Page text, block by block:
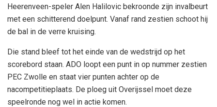
Heerenveen-speler Alen Halilovic bekroonde zijn invalbeurt
met een schitterend doelpunt. Vanaf rand zestien schoot hij
de bal in de verre kruising.
Die stand bleef tot het einde van de wedstrijd op het
scorebord staan. ADO loopt een punt in op nummer zestien
PEC Zwolle en staat vier punten achter op de
nacompetitieplaats. De ploeg uit Overijssel moet deze
speelronde nog wel in actie komen.